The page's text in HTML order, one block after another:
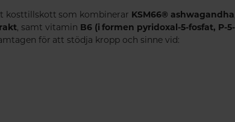
kosttillskott som kombinerar KSM66® ashwagandha
, samt vitamin B6 (i formen pyridoxal-5-fosfat, P-
för att stödja kropp och sinne vid: